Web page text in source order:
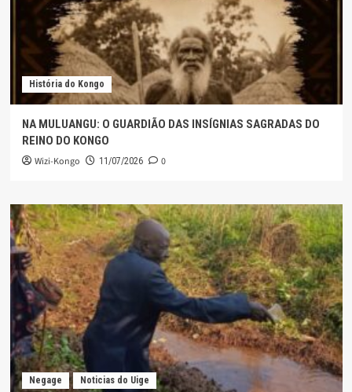
História do Kongo
NA MULUANGU: O GUARDIÃO DAS INSÍGNIAS SAGRADAS DO
REINO DO KONGO
Wizi-Kongo 11/07/2026 0
Negage Noticias do Uige